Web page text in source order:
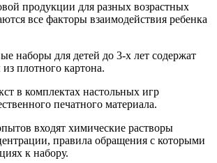
продукции для разных возрастных
все факторы взаимодействия ребенка
наборы для детей до 3-х лет содержат
плотного картона.
в комплектах настольных игр
печатного материала.
входят химические растворы
правила обращения с которыми
к набору.